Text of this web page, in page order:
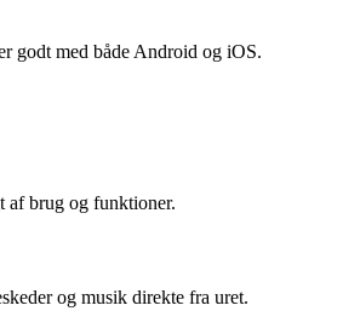
godt med både Android og iOS.
af brug og funktioner.
og musik direkte fra uret.